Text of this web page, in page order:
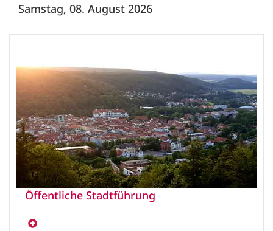
Samstag, 08. August 2026
Öffentliche Stadtführung